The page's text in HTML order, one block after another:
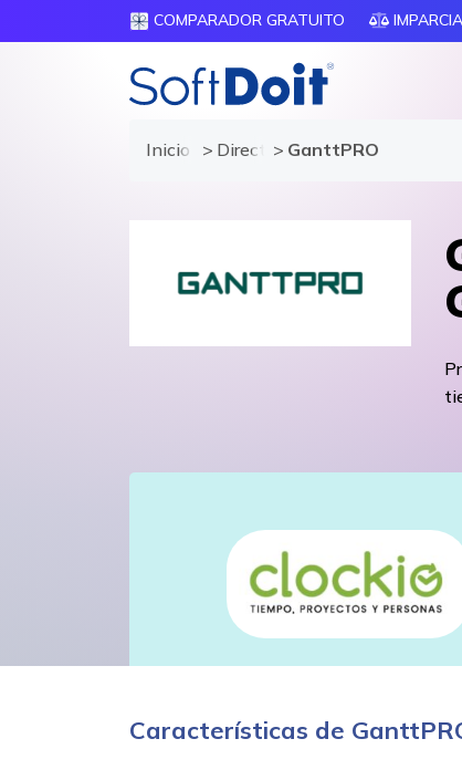
COMPARADOR GRATUITO
Inicio Directorio de proveedores
GanttPRO
Características de